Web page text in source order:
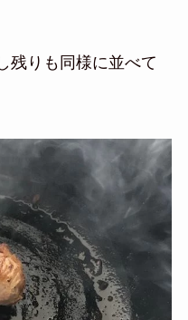
残りも同様に並べて